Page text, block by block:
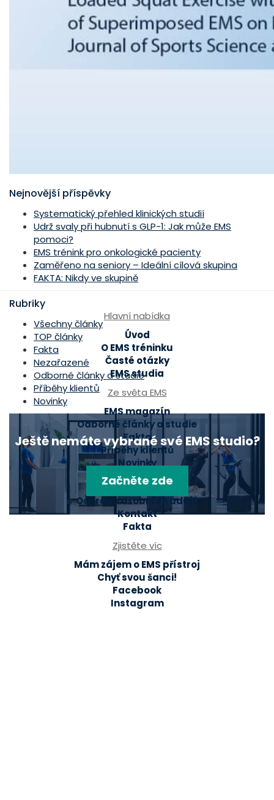
Nejnovější příspěvky
Systematický přehled klinických studií
Udrž svaly při hubnutí s GLP-1: Jak může EMS
pomoci?
EMS trénink pro onkologické pacienty
Zaměřeno na seniory – Ideální cílová skupina
FAKTA: Nikdy ve skupině
Rubriky
Všechny články
TOP články
Fakta
Nezařazené
Odborné články a studie
Příběhy klientů
Novinky
Ještě nemáte vybrané své EMS studio?
Začněte zde
Hlavní nabídka
Úvod
O EMS tréninku
Časté otázky
EMS studia
Ze světa EMS
EMS magazín
Odborné články a studie
Fakta
Příběhy klientů
Novinky
Mohlo by se hodit
Ochrana osobních údajů
Kontakt
Fakta
Zjistěte víc
Mám zájem o EMS přístroj
Chyť svou šanci!
Facebook
Instagram